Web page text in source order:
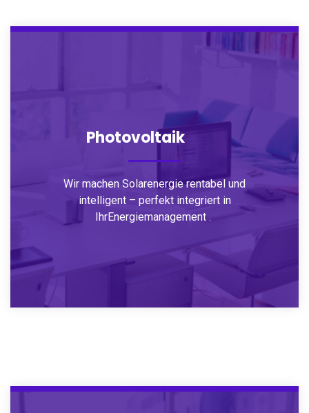
Photovoltaik
Wir machen Solarenergie rentabel und
intelligent – perfekt integriert in
IhrEnergiemanagement .